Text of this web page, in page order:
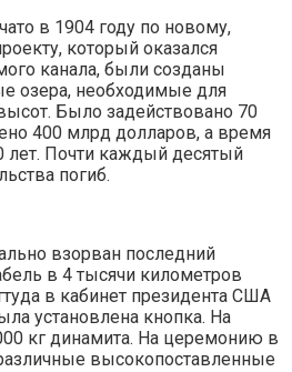
в 1904 году по новому,
который оказался
канала, были созданы
озера, необходимые для
Было задействовано 70
400 млрд долларов, а время
лет. Почти каждый десятый
погиб.
взорван последний
в 4 тысячи километров
в кабинет президента США
установлена кнопка. На
кг динамита. На церемонию в
высокопоставленные